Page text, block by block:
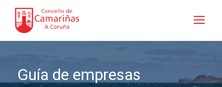
Guía de empresas